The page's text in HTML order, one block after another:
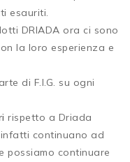
esauriti.
DRIADA ora ci sono
la loro esperienza e
di F.I.G. su ogni
rispetto a Driada
continuano ad
possiamo continuare